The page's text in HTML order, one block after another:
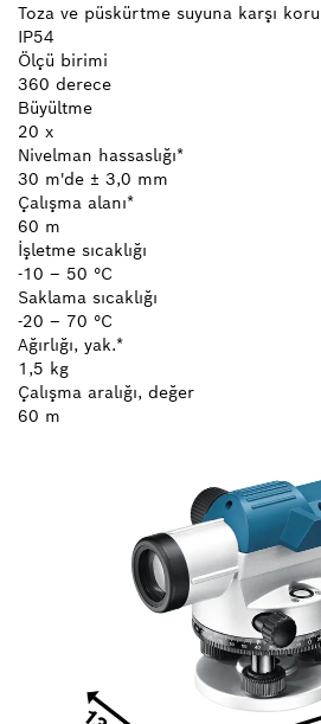
Toza ve püskürtme suyuna karşı
IP54
Ölçü birimi
360 derece
Büyültme
20 x
Nivelman hassaslığı*
30 m'de ± 3,0 mm
Çalışma alanı*
60 m
İşletme sıcaklığı
-10 – 50 °C
Saklama sıcaklığı
-20 – 70 °C
Ağırlığı, yak.*
1,5 kg
Çalışma aralığı, değer
60 m